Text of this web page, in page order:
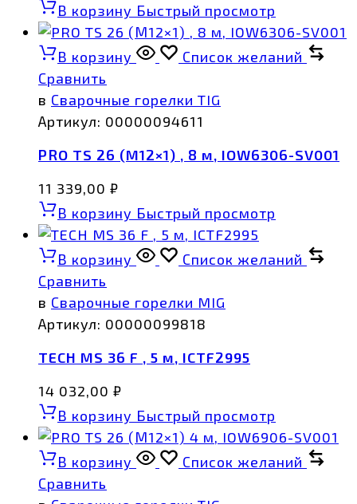
В корзину Быстрый просмотр
В корзину
Список желаний
Сравнить
в Сварочные горелки TIG
Артикул: 00000094611
PRO TS 26 (М12×1) , 8 м, IOW6306-SV001
11 339,00 ₽
В корзину Быстрый просмотр
В корзину
Список желаний
Сравнить
в Сварочные горелки MIG
Артикул: 00000099818
TECH MS 36 F , 5 м, ICTF2995
14 032,00 ₽
В корзину Быстрый просмотр
В корзину
Список желаний
Сравнить